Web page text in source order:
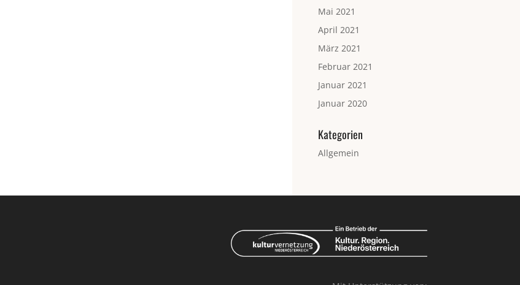
Mai 2021
April 2021
März 2021
Februar 2021
Januar 2021
Januar 2020
Kategorien
Allgemein